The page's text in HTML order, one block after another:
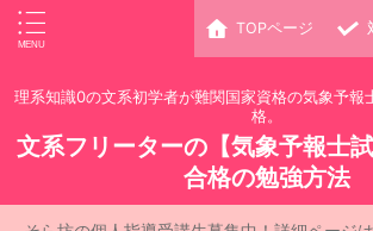
TOPページ
理系知識0の文系初学者が難関国家資格の気象予報
格。
文系フリーターの【気象予報士
合格の勉強方法